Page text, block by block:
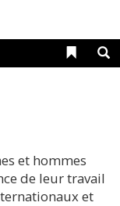
Liens
et hommes
de leur travail
et